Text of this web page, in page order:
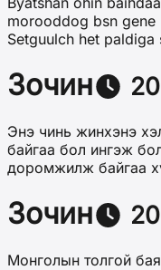
morooddog bsn gene
Setguulch het paldiga
Зочин
Энэ чинь жинхэнэ
байгаа бол ингэж
доромжилж байгаа
Зочин
Монголын толгой